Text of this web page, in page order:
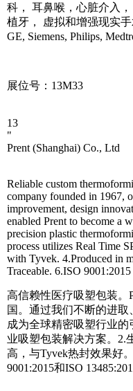
科， 耳鼻喉，心脏介入
植牙， 虚拟和增强现实
GE, Siemens, Philips,
展位号：13M33
13
"
Prent (Shanghai) Co., Ltd
Reliable custom
company founded in 1967,
improvement, design
enabled Prent to become a
precision plastic
process utilizes Real Time
with Tyvek. 4.Produced in
Traceable. 6.ISO
高信赖性医疗吸塑包装。
国。通过我们不断的进
成为全球精密吸塑行业
业吸塑包装解决方案。2.
高，与Tyvek热封效果好
9001:2015和ISO